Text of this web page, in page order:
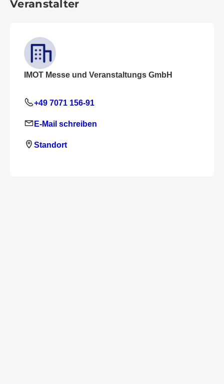
Veranstalter
IMOT Messe und Veranstaltungs GmbH
+49 7071 156-91
E-Mail schreiben
Standort